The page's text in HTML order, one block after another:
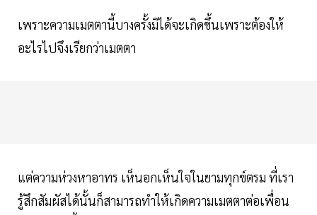
เพราะความเมตตานี้บางครั้งมิได้จะเกิดขึ้นเพราะต้องให้
อะไรไปจึงเรียกว่าเมตตา
แต่ความห่วงหาอาทร เห็นอกเห็นใจในยามทุกข์ตรม ที่เรา
รู้สึกสัมผัสได้นั้นก็สามารถทำให้เกิดความเมตตาต่อเพื่อน